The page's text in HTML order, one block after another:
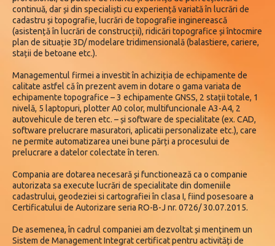
continuă, dar și din specialiști cu experiență variată în lucrări de
cadastru și topografie, lucrări de topografie inginerească
(asistență în lucrări de construcții), ridicări topografice și întocmire
plan de situație 3D/ modelare tridimensională (balastiere, cariere,
stații de betoane etc.).
Managementul firmei a investit în achiziția de echipamente de
calitate astfel că în prezent avem in dotare o gama variata de
echipamente topografice – 3 echipamente GNSS, 2 stații totale, 1
nivelă, 5 laptopuri, plotter A0 color, multifuncionale A3-A4, 2
autovehicule de teren etc. – și software de specialitate (ex. CAD,
software prelucrare masuratori, aplicatii personalizate etc.), care
ne permite automatizarea unei bune părți a procesului de
prelucrare a datelor colectate în teren.
Compania are dotarea necesară și functionează ca o companie
autorizata sa execute lucrări de specialitate din domeniile
cadastrului, geodeziei si cartografiei în clasa I, fiind posesoare a
Certificatului de Autorizare seria RO-B-J nr. 0726/ 30.07.2015.
De asemenea, în cadrul companiei am dezvoltat și menținem un
Sistem de Management Integrat certificat pentru activități de